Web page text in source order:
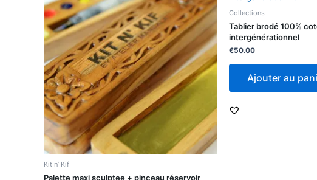
Kit n’ Kif
Palette maxi sculptee + pinceau réservoir
Collections
Tablier brodé 100%
intergénérationnel
€50.00
Ajouter au